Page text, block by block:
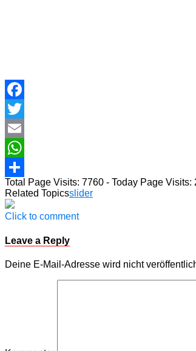
Facebook
Twitter
Email
WhatsApp
Teilen
Total Page Visits: 7760 - Today Page Visits:
Related Topicsslider
Click to comment
Leave a Reply
Deine E-Mail-Adresse wird nicht